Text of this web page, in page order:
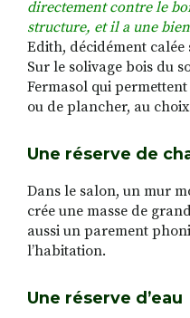
directement contre le
structure, et il a une
Edith, décidément calée
Sur le solivage bois du
Fermasol qui
ou de plancher, au
Une réserve de
Dans le salon, un mur
crée une masse de
aussi un parement
l’habitation.
Une réserve d’eau